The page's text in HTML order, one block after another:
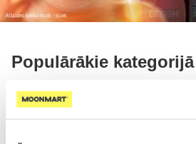
Populārākie kategorijā